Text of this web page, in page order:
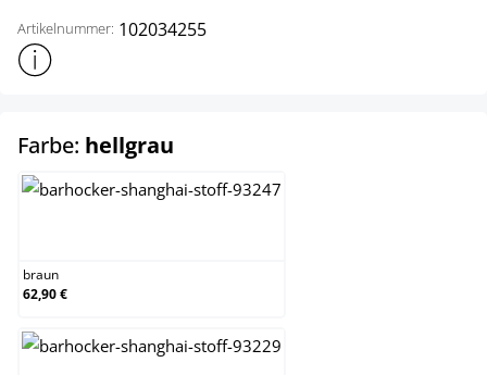
Artikelnummer: 102034255
Weitere Produktinformationen anzeigen
Farbe: hellgrau
braun
62,90 €